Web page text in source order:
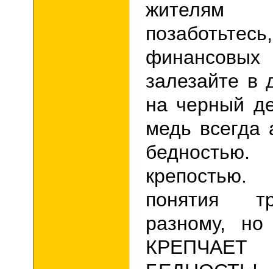
залезайте в
на черный
медь всегда
понятия
разному,